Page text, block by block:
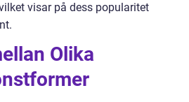
visar på dess popularitet
Olika